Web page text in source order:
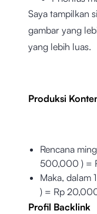
Saya tampilkan
gambar yang
yang lebih luas.
Produksi
Rencana
500,000 ) =
Maka, dalam
) = Rp
Profil Backlink